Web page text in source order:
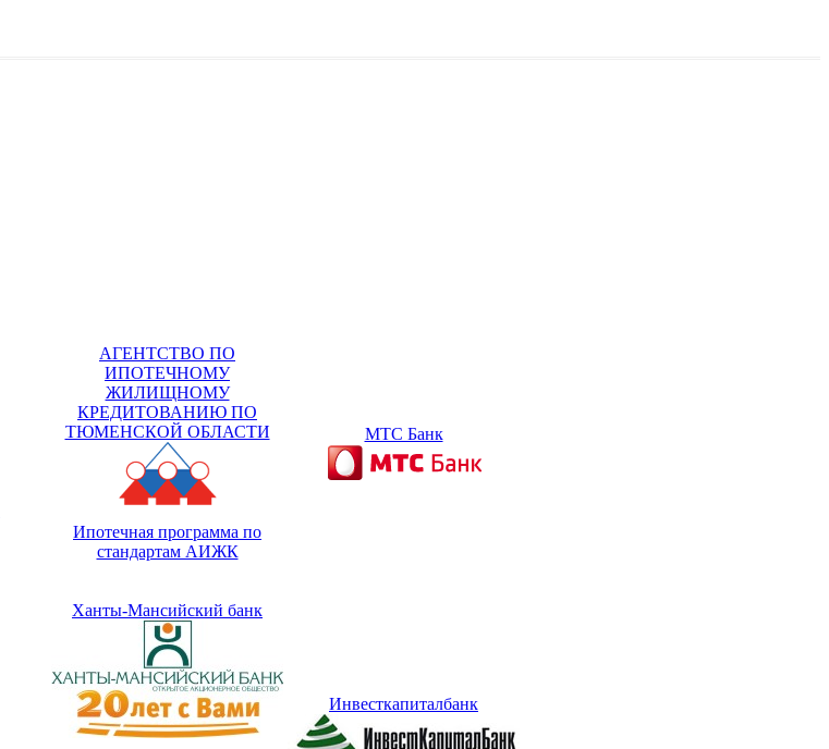
AГЕНТСТВО ПО
ИПОТЕЧНОМУ
ЖИЛИЩНОМУ
КРЕДИТОВАНИЮ ПО
ТЮМЕНСКОЙ ОБЛАСТИ
Ипотечная программа по
стандартам АИЖК
МТС Банк
Ханты-Мансийский банк
Инвесткапиталбанк